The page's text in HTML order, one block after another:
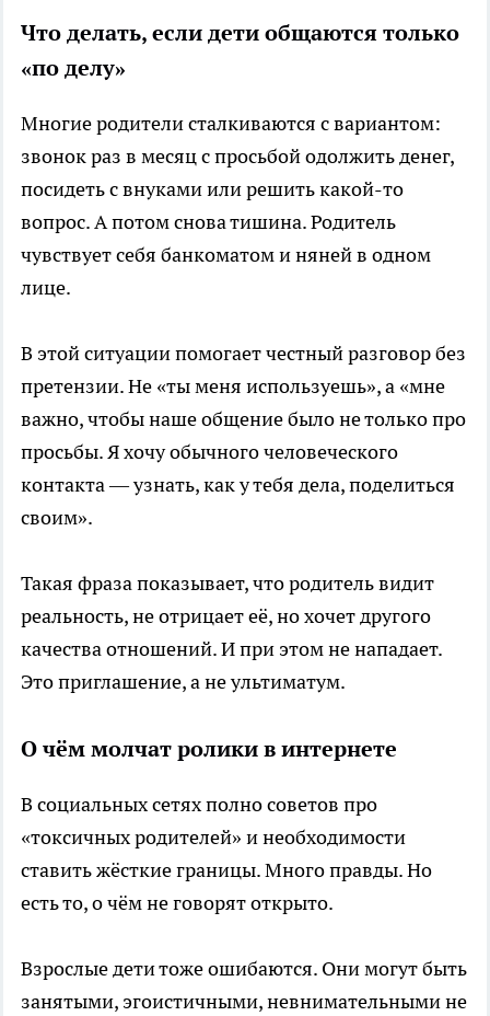
Что делать, если дети общаются только
«по делу»
Многие родители сталкиваются с вариантом:
звонок раз в месяц с просьбой одолжить денег,
посидеть с внуками или решить какой-то
вопрос. А потом снова тишина. Родитель
чувствует себя банкоматом и няней в одном
лице.
В этой ситуации помогает честный разговор без
претензии. Не «ты меня используешь», а «мне
важно, чтобы наше общение было не только про
просьбы. Я хочу обычного человеческого
контакта — узнать, как у тебя дела, поделиться
своим».
Такая фраза показывает, что родитель видит
реальность, не отрицает её, но хочет другого
качества отношений. И при этом не нападает.
Это приглашение, а не ультиматум.
О чём молчат ролики в интернете
В социальных сетях полно советов про
«токсичных родителей» и необходимости
ставить жёсткие границы. Много правды. Но
есть то, о чём не говорят открыто.
Взрослые дети тоже ошибаются. Они могут быть
занятыми, эгоистичными, невнимательными не